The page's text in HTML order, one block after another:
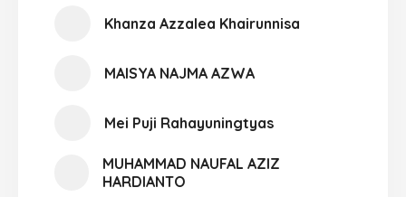
Khanza Azzalea Khairunnisa
MAISYA NAJMA AZWA
Mei Puji Rahayuningtyas
MUHAMMAD NAUFAL AZIZ
HARDIANTO